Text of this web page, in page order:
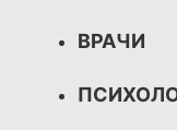
ВРАЧИ